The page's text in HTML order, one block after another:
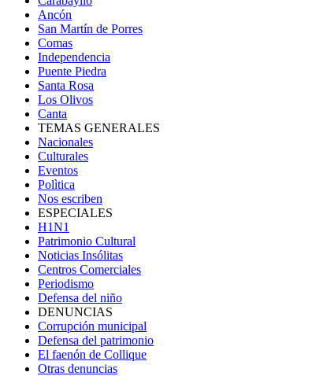
Ancón
San Martín de Porres
Comas
Independencia
Puente Piedra
Santa Rosa
Los Olivos
Canta
TEMAS GENERALES
Nacionales
Culturales
Eventos
Polìtica
Nos escriben
ESPECIALES
H1N1
Patrimonio Cultural
Noticias Insólitas
Centros Comerciales
Periodismo
Defensa del niño
DENUNCIAS
Corrupción municipal
Defensa del patrimonio
El faenón de Collique
Otras denuncias